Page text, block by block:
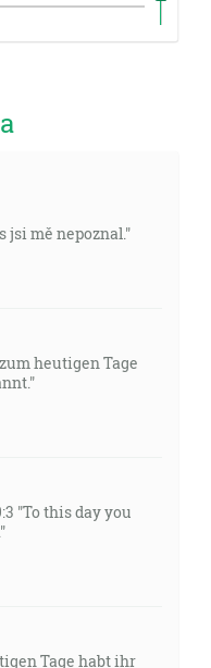
jsi mě nepoznal."
heutigen Tage
"To this day you
Tage habt ihr